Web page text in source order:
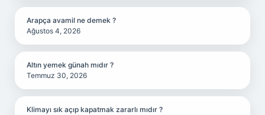
Arapça avamil ne demek ?
Ağustos 4, 2026
Altın yemek günah mıdır ?
Temmuz 30, 2026
Klimayı sık açıp kapatmak zararlı mıdır ?